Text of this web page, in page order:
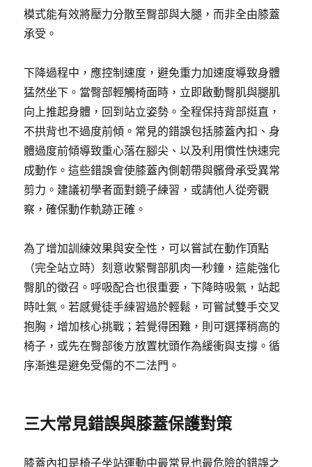
模式能有效將壓力分散至臀部與大腿，而非全由膝蓋
承受。
下降過程中，應控制速度，避免重力加速度導致身體
猛然坐下。當臀部輕觸椅面時，立即啟動臀肌與腿肌
向上推起身體，回到站立姿勢。全程保持背部挺直，
不拱背也不過度前傾。常見的錯誤包括膝蓋內扣、身
體過度前傾導致重心落在腳尖、以及利用慣性快速完
成動作。這些錯誤會使膝蓋內側韌帶與髕骨承受異常
剪力。建議初學者面對鏡子練習，或請他人從旁觀
察，確保動作軌跡正確。
為了增加訓練效果與安全性，可以嘗試在動作頂點
（完全站立時）刻意收緊臀部肌肉一秒鐘，這能強化
臀肌的徵召。呼吸配合也很重要，下降時吸氣，站起
時吐氣。若感覺徒手練習過於輕鬆，可嘗試雙手交叉
抱胸，增加核心挑戰；若覺得困難，則可選擇稍高的
椅子，或先在臀部後方放置枕頭作為緩衝與支撐。循
序漸進是避免受傷的不二法門。
三大常見錯誤與膝蓋保護對策
膝蓋內扣是椅子坐站運動中最常見也最危險的錯誤之